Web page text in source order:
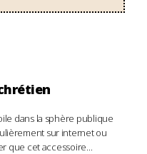
dans la sphère publique
sur internet ou
que cet accessoire...